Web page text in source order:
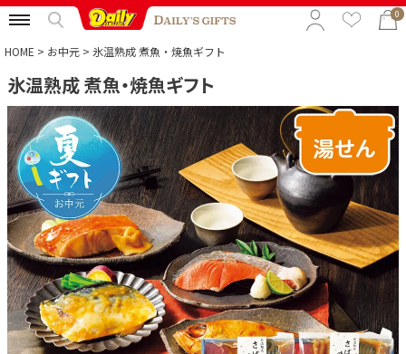
0
特集から選ぶ
予算から選ぶ
カテゴリから選ぶ
贈る相手から選ぶ
HOME お中元 氷温熟成 煮魚・焼魚ギフト
氷温熟成 煮魚・焼魚ギフト